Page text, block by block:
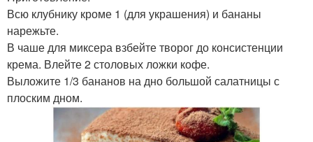
Всю клубнику кроме 1 (для украшения) и бананы
нарежьте.
В чаше для миксера взбейте творог до консистенции
крема. Влейте 2 столовых ложки кофе.
Выложите 1/3 бананов на дно большой салатницы с
плоским дном.